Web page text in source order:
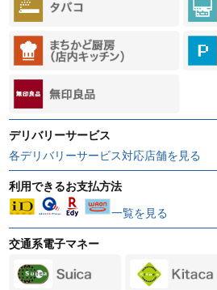
デリバリーサービス
各デリバリーサービス対応店舗を見る
利用できるお支払方法
一覧を見る
交通系電子マネー